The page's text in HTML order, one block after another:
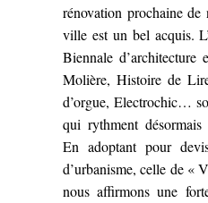
rénovation prochaine de
ville est un bel acquis.
Biennale
Molière, Histoire de
d’orgue, Electrochic…
qui rythment désormais
En adoptant pour
d’urbanisme, celle de «
nous affirmons une